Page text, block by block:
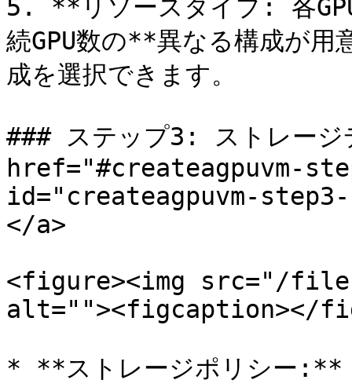
5. **リソースタイプ: 各GPU
続GPU数の**異なる構成が用
成を選択できます。
### ステップ3: ストレージ
href="#createagpuvm-
id="createagpuvm-
</a>
<figure><img src="/
alt=""><figcaption></
* **ストレージポリシー